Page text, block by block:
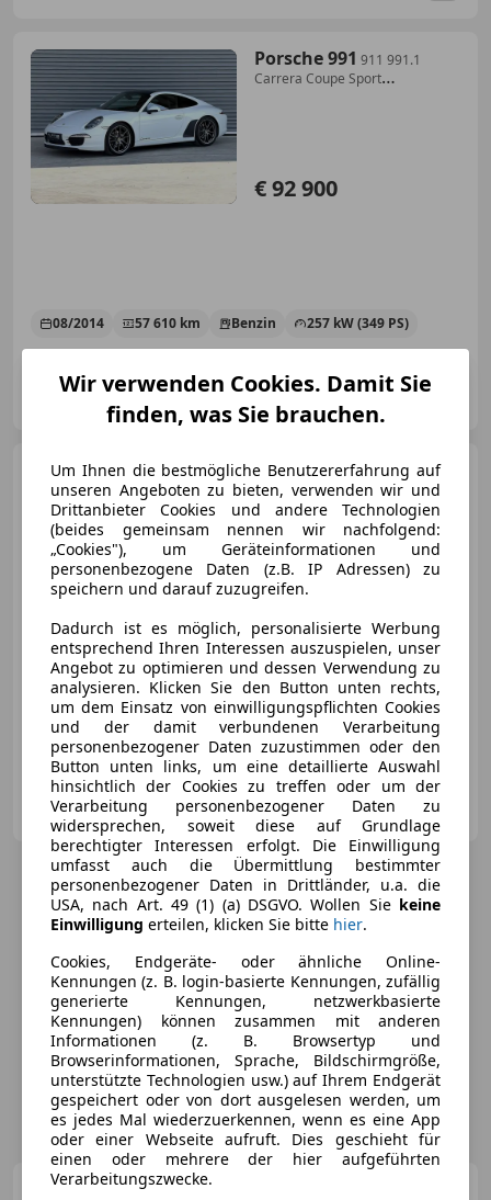
Porsche 991 911 991.1
Carrera Coupe Sport
€ 92 900
08/2014 57 610 km Benzin 257 kW (349 PS)
FLAT6 Car Emotion GmbH
AT-5161 Elixhausen
Porsche 944S2 - 370 PS
Tracktool - 1:1 mit KTM/Audi 2.0
TFSI
€ 28 900
04/1990 18 000 km Benzin 272 kW (370 PS)
Böhm carXperience GmbH
AT-4911 Tumeltsham
Wir verwenden Cookies. Damit Sie
finden, was Sie brauchen.
Um Ihnen die bestmögliche Benutzererfahrung auf
unseren Angeboten zu bieten, verwenden wir und
Drittanbieter Cookies und andere Technologien
(beides gemeinsam nennen wir nachfolgend:
„Cookies"), um Geräteinformationen und
personenbezogene Daten (z.B. IP Adressen) zu
speichern und darauf zuzugreifen.
Dadurch ist es möglich, personalisierte Werbung
entsprechend Ihren Interessen auszuspielen, unser
Angebot zu optimieren und dessen Verwendung zu
analysieren. Klicken Sie den Button unten rechts,
um dem Einsatz von einwilligungspflichten Cookies
und der damit verbundenen Verarbeitung
personenbezogener Daten zuzustimmen oder den
Button unten links, um eine detaillierte Auswahl
hinsichtlich der Cookies zu treffen oder um der
Verarbeitung personenbezogener Daten zu
widersprechen, soweit diese auf Grundlage
berechtigter Interessen erfolgt. Die Einwilligung
umfasst auch die Übermittlung bestimmter
personenbezogener Daten in Drittländer, u.a. die
USA, nach Art. 49 (1) (a) DSGVO. Wollen Sie keine
Einwilligung erteilen, klicken Sie bitte hier.
Cookies, Endgeräte- oder ähnliche Online-
Kennungen (z. B. login-basierte Kennungen, zufällig
generierte Kennungen, netzwerkbasierte
Kennungen) können zusammen mit anderen
Informationen (z. B. Browsertyp und
Browserinformationen, Sprache, Bildschirmgröße,
unterstützte Technologien usw.) auf Ihrem Endgerät
gespeichert oder von dort ausgelesen werden, um
es jedes Mal wiederzuerkennen, wenn es eine App
oder einer Webseite aufruft. Dies geschieht für
einen oder mehrere der hier aufgeführten
Verarbeitungszwecke.